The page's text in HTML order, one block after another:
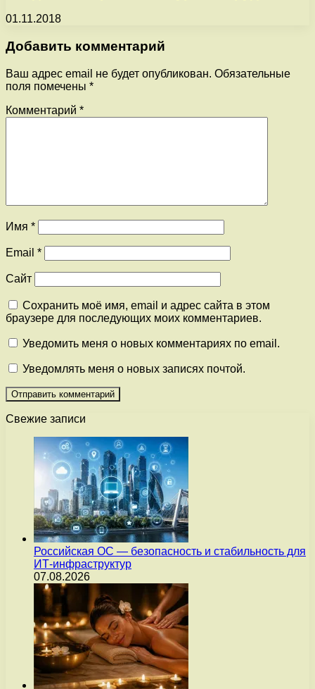
01.11.2018
Добавить комментарий
Ваш адрес email не будет опубликован. Обязательные
поля помечены *
Комментарий *
Имя *
Email *
Сайт
Сохранить моё имя, email и адрес сайта в этом
браузере для последующих моих комментариев.
Уведомить меня о новых комментариях по email.
Уведомлять меня о новых записях почтой.
Свежие записи
Российская ОС — безопасность и стабильность для
ИТ-инфраструктур
07.08.2026